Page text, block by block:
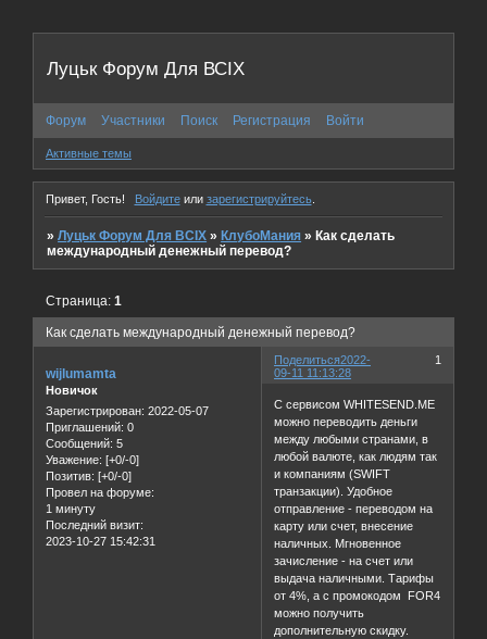
Луцьк Форум Для ВСІХ
Форум Участники Поиск Регистрация Войти
Активные темы
Привет, Гость! Войдитеили зарегистрируйтесь.
»Луцьк Форум Для ВСІХ »КлубоМания »Как сделать
международный денежный перевод?
Как сделать международный денежный перевод?
Страница:1
Поделиться 1
2022-
09-11 11:13:28
wijlumamta
Новичок
Зарегистрирован: 2022-05-07
Приглашений: 0
Сообщений: 5
Уважение: [+0/-0]
Позитив: [+0/-0]
Провел на форуме:
1 минуту
Последний визит:
2023-10-27 15:42:31
С сервисом WHITESEND.ME
можно переводить деньги
между любыми странами, в
любой валюте, как людям так
и компаниям (SWIFT
транзакции). Удобное
отправление - переводом на
карту или счет, внесение
наличных. Мгновенное
зачисление - на счет или
выдача наличными. Тарифы
от 4%, а с промокодом FOR4
можно получить
дополнительную скидку.